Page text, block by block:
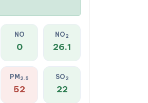
10 %
Mây rải rác
NO
0
NO2
26.1
PM 2.5
52
SO2
22